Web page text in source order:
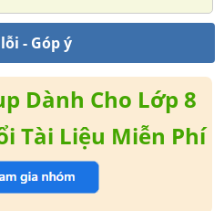
- Góp ý
Dành Cho Lớp 8
Tài Liệu Miễn Phí